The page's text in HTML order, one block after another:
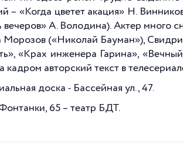
– «Когда цветет акация» Н.
вечеров» А. Володина). Актер много
Морозов («Николай Бауман»),
«Крах инженера Гарина»,
кадром авторский текст в
доска - Бассейная ул., 47.
65 – театр БДТ.